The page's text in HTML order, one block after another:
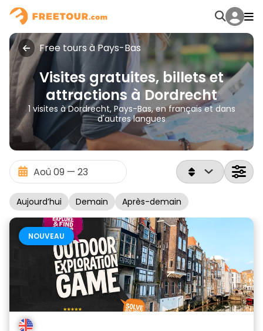
Free tours à Pays-Bas
Visites gratuites, billets et
attractions à Dordrecht
1 visites à Dordrecht, Pays-Bas, en français et dans
d'autres langues
Aujourd’hui Demain Après-demain
NOUVEAU